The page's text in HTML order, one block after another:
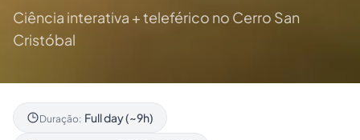
Ciência interativa + teleférico no Cerro San
Cristóbal
Duração: Full day (~9h)